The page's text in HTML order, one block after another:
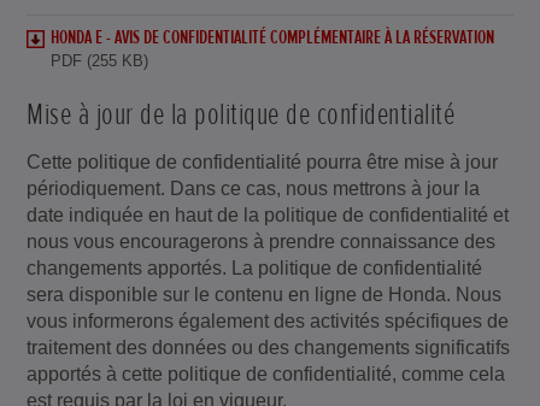
HONDA E - AVIS DE CONFIDENTIALITÉ COMPLÉMENTAIRE À LA RÉSERVATION
PDF (255 KB)
Mise à jour de la politique de confidentialité
Cette politique de confidentialité pourra être mise à jour
périodiquement. Dans ce cas, nous mettrons à jour la
date indiquée en haut de la politique de confidentialité et
nous vous encouragerons à prendre connaissance des
changements apportés. La politique de confidentialité
sera disponible sur le contenu en ligne de Honda. Nous
vous informerons également des activités spécifiques de
traitement des données ou des changements significatifs
apportés à cette politique de confidentialité, comme cela
est requis par la loi en vigueur.